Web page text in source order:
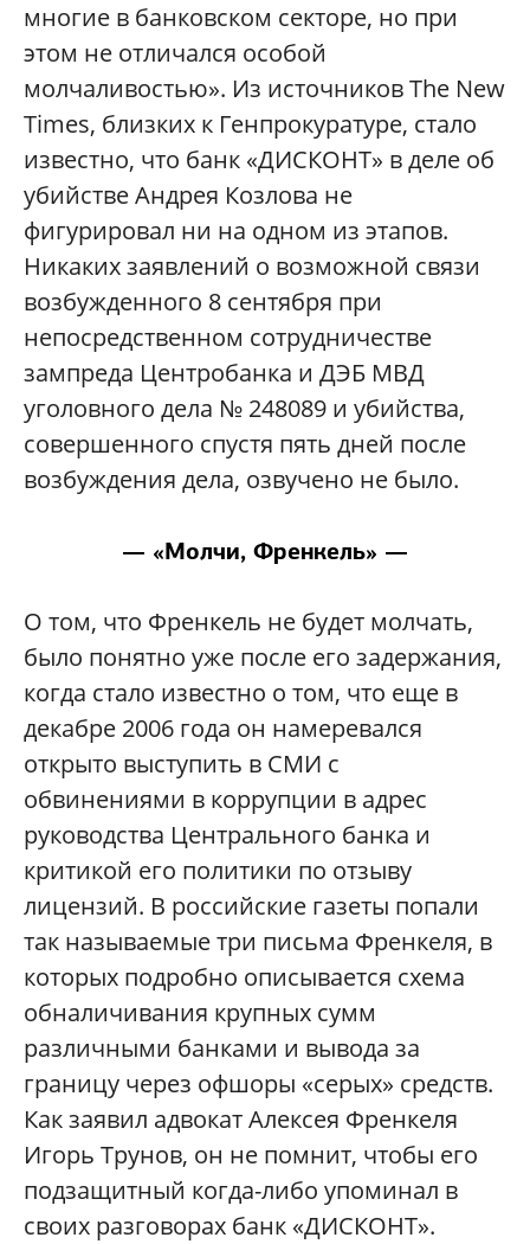
многие в банковском секторе, но при
этом не отличался особой
молчаливостью». Из источников The New
Times, близких к Генпрокуратуре, стало
известно, что банк «ДИСКОНТ» в деле об
убийстве Андрея Козлова не
фигурировал ни на одном из этапов.
Никаких заявлений о возможной связи
возбужденного 8 сентября при
непосредственном сотрудничестве
зампреда Центробанка и ДЭБ МВД
уголовного дела № 248089 и убийства,
совершенного спустя пять дней после
возбуждения дела, озвучено не было.
— «Молчи, Френкель» —
О том, что Френкель не будет молчать,
было понятно уже после его задержания,
когда стало известно о том, что еще в
декабре 2006 года он намеревался
открыто выступить в СМИ с
обвинениями в коррупции в адрес
руководства Центрального банка и
критикой его политики по отзыву
лицензий. В российские газеты попали
так называемые три письма Френкеля, в
которых подробно описывается схема
обналичивания крупных сумм
различными банками и вывода за
границу через офшоры «серых» средств.
Как заявил адвокат Алексея Френкеля
Игорь Трунов, он не помнит, чтобы его
подзащитный когда-либо упоминал в
своих разговорах банк «ДИСКОНТ».